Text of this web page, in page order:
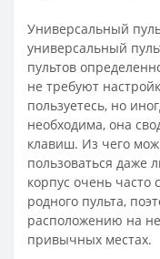
Универсальный
универсальный
пультов
не требуют
пользуетесь, но
необходима, она
клавиш. Из чего
пользоваться даже
корпус очень часто
родного пульта,
расположению на
привычных местах.